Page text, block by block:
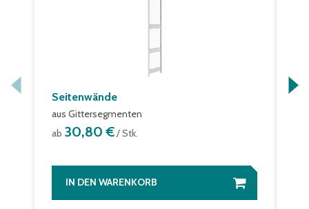
Seitenwände
aus Gittersegmenten
ab 30,80 €/ Stk.
IN DEN WARENKORB